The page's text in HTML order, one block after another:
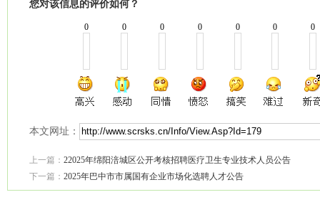
您对该信息的评价如何？
0 0 0 0 0 0 0
本文网址：
上一篇： 22025年绵阳涪城区公开考核招聘医疗卫生专业技术人员公告
下一篇： 2025年巴中市市属国有企业市场化选聘人才公告